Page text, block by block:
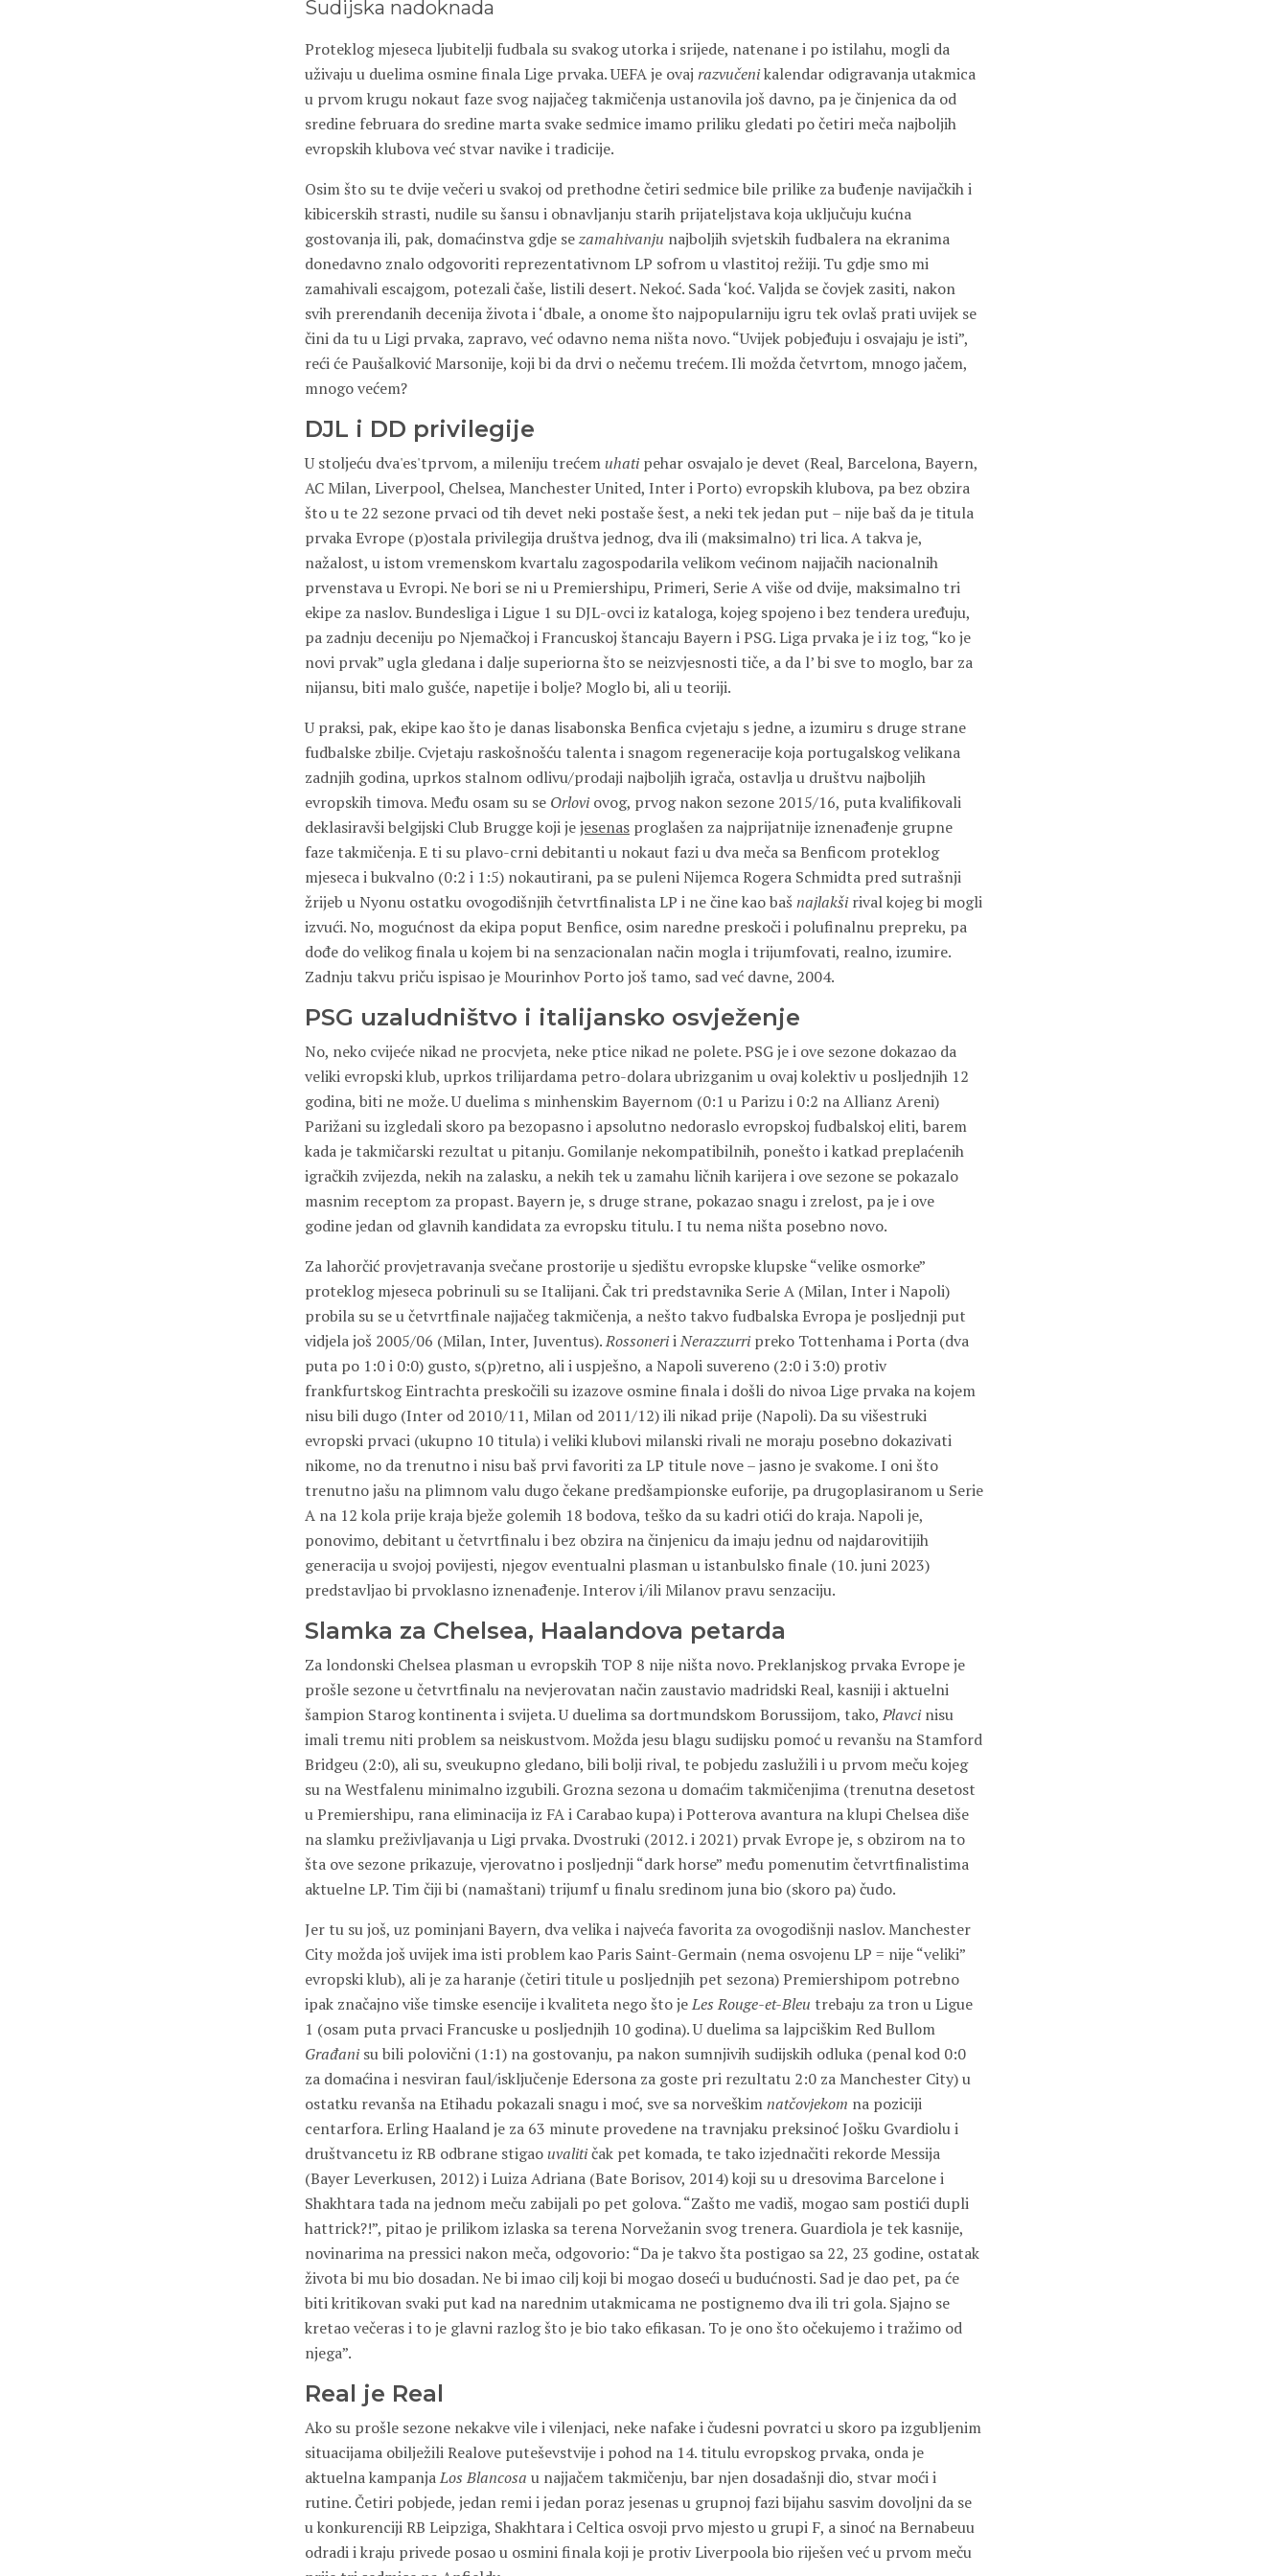
Sudijska nadoknada
Proteklog mjeseca ljubitelji fudbala su svakog utorka i srijede, natenane i po istilahu, mogli da
uživaju u duelima osmine finala Lige prvaka. UEFA je ovaj razvučenikalendar odigravanja utakmica
u prvom krugu nokaut faze svog najjačeg takmičenja ustanovila još davno, pa je činjenica da od
sredine februara do sredine marta svake sedmice imamo priliku gledati po četiri meča najboljih
evropskih klubova već stvar navike i tradicije.
Osim što su te dvije večeri u svakoj od prethodne četiri sedmice bile prilike za buđenje navijačkih i
kibicerskih strasti, nudile su šansu i obnavljanju starih prijateljstava koja uključuju kućna
gostovanja ili, pak, domaćinstva gdje sezamahivanju najboljih svjetskih fudbalera na ekranima
donedavno znalo odgovoriti reprezentativnom LP sofrom u vlastitoj režiji. Tu gdje smo mi
zamahivali escajgom, potezali čaše, listili desert. Nekoć. Sada ‘koć. Valjda se čovjek zasiti, nakon
svih prerendanih decenija života i ‘dbale, a onome što najpopularniju igru tek ovlaš prati uvijek se
čini da tu u Ligi prvaka, zapravo, već odavno nema ništa novo. “Uvijek pobjeđuju i osvajaju je isti”,
reći će Paušalković Marsonije, koji bi da drvi o nečemu trećem. Ili možda četvrtom, mnogo jačem,
mnogo većem?
DJL i DD privilegije
U stoljeću dva'es'tprvom, a mileniju trećem uhatipehar osvajalo je devet (Real, Barcelona, Bayern,
AC Milan, Liverpool, Chelsea, Manchester United, Inter i Porto) evropskih klubova, pa bez obzira
što u te 22 sezone prvaci od tih devet neki postaše šest, a neki tek jedan put – nije baš da je titula
prvaka Evrope (p)ostala privilegija društva jednog, dva ili (maksimalno) tri lica. A takva je,
nažalost, u istom vremenskom kvartalu zagospodarila velikom većinom najjačih nacionalnih
prvenstava u Evropi. Ne bori se ni u Premiershipu, Primeri, Serie A više od dvije, maksimalno tri
ekipe za naslov. Bundesliga i Ligue 1 su DJL-ovci iz kataloga, kojeg spojeno i bez tendera uređuju,
pa zadnju deceniju po Njemačkoj i Francuskoj štancaju Bayern i PSG. Liga prvaka je i iz tog, “ko je
novi prvak” ugla gledana i dalje superiorna što se neizvjesnosti tiče, a da l’ bi sve to moglo, bar za
nijansu, biti malo gušće, napetije i bolje? Moglo bi, ali u teoriji.
U praksi, pak, ekipe kao što je danas lisabonska Benfica cvjetaju s jedne, a izumiru s druge strane
fudbalske zbilje. Cvjetaju raskošnošću talenta i snagom regeneracije koja portugalskog velikana
zadnjih godina, uprkos stalnom odlivu/prodaji najboljih igrača, ostavlja u društvu najboljih
evropskih timova. Među osam su se Orloviovog, prvog nakon sezone 2015/16, puta kvalifikovali
deklasiravši belgijski Club Brugge koji jejesenas proglašen za najprijatnije iznenađenje grupne
faze takmičenja. E ti su plavo-crni debitanti u nokaut fazi u dva meča sa Benficom proteklog
mjeseca i bukvalno (0:2 i 1:5) nokautirani, pa se puleni Nijemca Rogera Schmidta pred sutrašnji
žrijeb u Nyonu ostatku ovogodišnjih četvrtfinalista LP i ne čine kao baš najlakširival kojeg bi mogli
izvući. No, mogućnost da ekipa poput Benfice, osim naredne preskoči i polufinalnu prepreku, pa
dođe do velikog finala u kojem bi na senzacionalan način mogla i trijumfovati, realno, izumire.
Zadnju takvu priču ispisao je Mourinhov Porto još tamo, sad već davne, 2004.
PSG uzaludništvo i italijansko osvježenje
No, neko cvijeće nikad ne procvjeta, neke ptice nikad ne polete. PSG je i ove sezone dokazao da
veliki evropski klub, uprkos trilijardama petro-dolara ubrizganim u ovaj kolektiv u posljednjih 12
godina, biti ne može. U duelima s minhenskim Bayernom (0:1 u Parizu i 0:2 na Allianz Areni)
Parižani su izgledali skoro pa bezopasno i apsolutno nedoraslo evropskoj fudbalskoj eliti, barem
kada je takmičarski rezultat u pitanju. Gomilanje nekompatibilnih, ponešto i katkad preplaćenih
igračkih zvijezda, nekih na zalasku, a nekih tek u zamahu ličnih karijera i ove sezone se pokazalo
masnim receptom za propast. Bayern je, s druge strane, pokazao snagu i zrelost, pa je i ove
godine jedan od glavnih kandidata za evropsku titulu. I tu nema ništa posebno novo.
Za lahorčić provjetravanja svečane prostorije u sjedištu evropske klupske “velike osmorke”
proteklog mjeseca pobrinuli su se Italijani. Čak tri predstavnika Serie A (Milan, Inter i Napoli)
probila su se u četvrtfinale najjačeg takmičenja, a nešto takvo fudbalska Evropa je posljednji put
vidjela još 2005/06 (Milan, Inter, Juventus).RossoneriiNerazzurripreko Tottenhama i Porta (dva
puta po 1:0 i 0:0) gusto, s(p)retno, ali i uspješno, a Napoli suvereno (2:0 i 3:0) protiv
frankfurtskog Eintrachta preskočili su izazove osmine finala i došli do nivoa Lige prvaka na kojem
nisu bili dugo (Inter od 2010/11, Milan od 2011/12) ili nikad prije (Napoli). Da su višestruki
evropski prvaci (ukupno 10 titula) i veliki klubovi milanski rivali ne moraju posebno dokazivati
nikome, no da trenutno i nisu baš prvi favoriti za LP titule nove – jasno je svakome. I oni što
trenutno jašu na plimnom valu dugo čekane predšampionske euforije, pa drugoplasiranom u Serie
A na 12 kola prije kraja bježe golemih 18 bodova, teško da su kadri otići do kraja. Napoli je,
ponovimo, debitant u četvrtfinalu i bez obzira na činjenicu da imaju jednu od najdarovitijih
generacija u svojoj povijesti, njegov eventualni plasman u istanbulsko finale (10. juni 2023)
predstavljao bi prvoklasno iznenađenje. Interov i/ili Milanov pravu senzaciju.
Slamka za Chelsea, Haalandova petarda
Za londonski Chelsea plasman u evropskih TOP 8 nije ništa novo. Preklanjskog prvaka Evrope je
prošle sezone u četvrtfinalu na nevjerovatan način zaustavio madridski Real, kasniji i aktuelni
šampion Starog kontinenta i svijeta. U duelima sa dortmundskom Borussijom, tako, Plavcinisu
imali tremu niti problem sa neiskustvom. Možda jesu blagu sudijsku pomoć u revanšu na Stamford
Bridgeu (2:0), ali su, sveukupno gledano, bili bolji rival, te pobjedu zaslužili i u prvom meču kojeg
su na Westfalenu minimalno izgubili. Grozna sezona u domaćim takmičenjima (trenutna desetost
u Premiershipu, rana eliminacija iz FA i Carabao kupa) i Potterova avantura na klupi Chelsea diše
na slamku preživljavanja u Ligi prvaka. Dvostruki (2012. i 2021) prvak Evrope je, s obzirom na to
šta ove sezone prikazuje, vjerovatno i posljednji “dark horse” među pomenutim četvrtfinalistima
aktuelne LP. Tim čiji bi (namaštani) trijumf u finalu sredinom juna bio (skoro pa) čudo.
Jer tu su još, uz pominjani Bayern, dva velika i najveća favorita za ovogodišnji naslov. Manchester
City možda još uvijek ima isti problem kao Paris Saint-Germain (nema osvojenu LP = nije “veliki”
evropski klub), ali je za haranje (četiri titule u posljednjih pet sezona) Premiershipom potrebno
ipak značajno više timske esencije i kvaliteta nego što jeLes Rouge-et-Bleu trebaju za tron u Ligue
1 (osam puta prvaci Francuske u posljednjih 10 godina). U duelima sa lajpciškim Red Bullom
Građanisu bili polovični (1:1) na gostovanju, pa nakon sumnjivih sudijskih odluka (penal kod 0:0
za domaćina i nesviran faul/isključenje Edersona za goste pri rezultatu 2:0 za Manchester City) u
ostatku revanša na Etihadu pokazali snagu i moć, sve sa norveškimnatčovjekom na poziciji
centarfora. Erling Haaland je za 63 minute provedene na travnjaku preksinoć Jošku Gvardiolu i
društvancetu iz RB odbrane stigao uvalitičak pet komada, te tako izjednačiti rekorde Messija
(Bayer Leverkusen, 2012) i Luiza Adriana (Bate Borisov, 2014) koji su u dresovima Barcelone i
Shakhtara tada na jednom meču zabijali po pet golova. “Zašto me vadiš, mogao sam postići dupli
hattrick?!”, pitao je prilikom izlaska sa terena Norvežanin svog trenera. Guardiola je tek kasnije,
novinarima na pressici nakon meča, odgovorio: “Da je takvo šta postigao sa 22, 23 godine, ostatak
života bi mu bio dosadan. Ne bi imao cilj koji bi mogao doseći u budućnosti. Sad je dao pet, pa će
biti kritikovan svaki put kad na narednim utakmicama ne postignemo dva ili tri gola. Sjajno se
kretao večeras i to je glavni razlog što je bio tako efikasan. To je ono što očekujemo i tražimo od
njega”.
Real je Real
Ako su prošle sezone nekakve vile i vilenjaci, neke nafake i čudesni povratci u skoro pa izgubljenim
situacijama obilježili Realove puteševstvije i pohod na 14. titulu evropskog prvaka, onda je
aktuelna kampanjaLos Blancosa u najjačem takmičenju, bar njen dosadašnji dio, stvar moći i
rutine. Četiri pobjede, jedan remi i jedan poraz jesenas u grupnoj fazi bijahu sasvim dovoljni da se
u konkurenciji RB Leipziga, Shakhtara i Celtica osvoji prvo mjesto u grupi F, a sinoć na Bernabeuu
odradi i kraju privede posao u osmini finala koji je protiv Liverpoola bio riješen već u prvom meču